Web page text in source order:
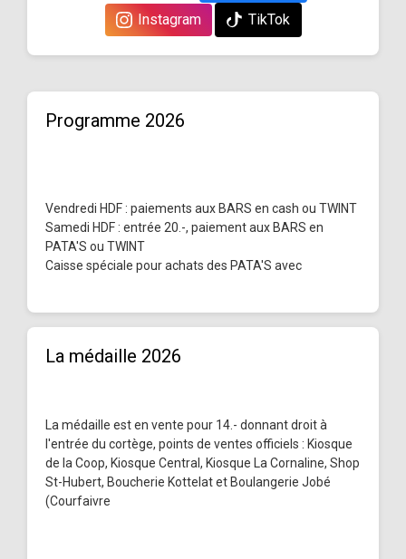
Instagram
TikTok
Programme 2026
Vendredi HDF : paiements aux BARS en cash ou TWINT
Samedi HDF : entrée 20.-, paiement aux BARS en
PATA'S ou TWINT
Caisse spéciale pour achats des PATA'S avec
La médaille 2026
La médaille est en vente pour 14.- donnant droit à
l'entrée du cortège, points de ventes officiels : Kiosque
de la Coop, Kiosque Central, Kiosque La Cornaline, Shop
St-Hubert, Boucherie Kottelat et Boulangerie Jobé
(Courfaivre